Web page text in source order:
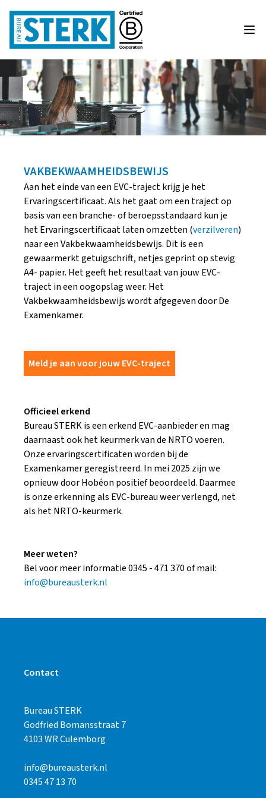
VAKBEKWAAMHEIDSBEWIJS
Aan het einde van een EVC-traject krijg je het
Ervaringscertificaat. Als het gaat om een traject op
basis van een branche- of beroepsstandaard kun je
het Ervaringscertificaat laten omzetten (verzilveren)
naar een Vakbekwaamheidsbewijs. Dit is een
gewaarmerkt getuigschrift, netjes geprint op stevig
A4- papier. Het geeft het resultaat van jouw EVC-
traject in een oogopslag weer. Het
Vakbekwaamheidsbewijs wordt afgegeven door De
Examenkamer.
Meld je aan voor jouw EVC-traject
Officieel erkend
Bureau STERK is een erkend EVC-aanbieder en mag
daarnaast ook het keurmerk van de NRTO voeren.
Onze ervaringscertificaten worden bij de
Examenkamer geregistreerd. In mei 2025 zijn we
opnieuw door Ho­béon positief beoordeeld. Daarmee
is onze erkenning als EVC-bureau weer verlengd, net
als het NRTO-keurmerk.
Meer weten?
Bel voor meer informatie 0345 - 471 370 of mail:
info@bureausterk.nl
Contact
Bureau STERK
Godfried Bomansstraat 7
4103 WR Culemborg
info@bureausterk.nl
0345 47 13 70